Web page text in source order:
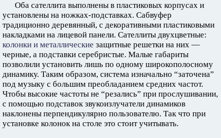
Оба сателлита выполнены в пластиковых корпусах и
установлены на ножках-подставках. Сабвуфер
традиционно деревянный, с декоративными пластиковыми
накладками на лицевой панели. Сателлиты двухцветные:
колонки и металлические защитные решетки на них —
черные, а подставки серебристые. Малые габариты
позволили установить лишь по одному широкополосному
динамику. Таким образом, система изначально “заточена”
под музыку с большим преобладанием средних частот.
Чтобы высокие частоты не “резались” при прослушивании,
с помощью подставок звукоизлучатели динамиков
наклонены перпендикулярно пользователю. Так что при
установке колонок на столе это стоит учитывать.